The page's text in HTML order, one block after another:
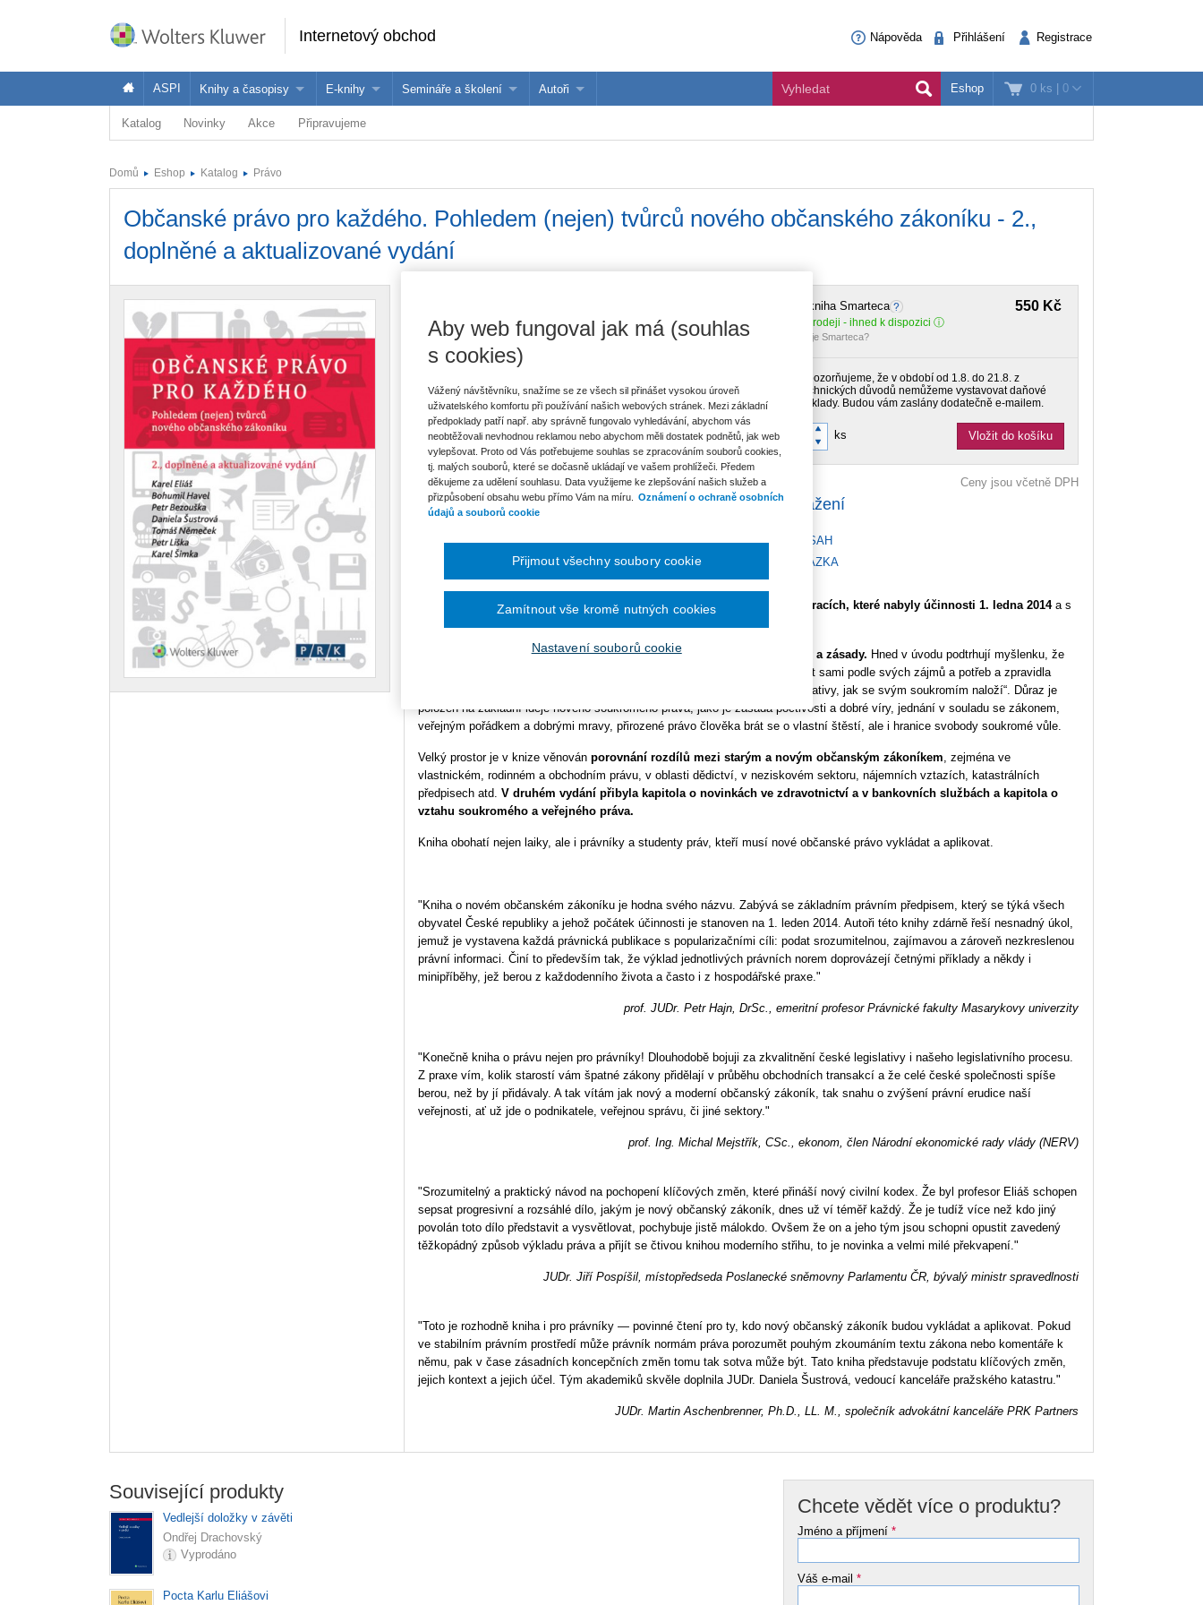
Internetový obchod Nápověda Přihlášení Registrace
0 ks | 0
ASPI Knihy a časopisy
Knihy
E-knihy
Jak na naše e-knihy?
Semináře a školení Autoři Eshop
Katalog Novinky Akce Připravujeme
Domů Eshop Katalog Právo
Občanské právo pro každého. Pohledem (nejen) tvůrců nového občanského zákoníku - 2.,
doplněné a aktualizované vydání
550 Kč
E-kniha Smarteca
V prodeji - ihned k dispozici
Co je Smarteca?
Upozorňujeme, že v období od 1.8. do 21.8. z
technických důvodů nemůžeme vystavovat daňové
doklady. Budou vám zaslány dodatečně e-mailem.
ks Vložit do košíku
Ceny jsou včetně DPH
Ke stažení
OBSAH
UKÁZKA
Autor Karel Eliáš Bohumil Havel ,Petr
Datum vydání 6/2014
Počet stran 360
Typ produktu E-kniha
Formát Smarteca
novým českým občanským zákoníkem a zákonem o obchodních korporacích, které nabyly účinnosti 1. ledna 2014a s
Autoři, vesměs tvůrci nové právní úpravy, vysvětlují její hlavní principy a zásady. Hned v úvodu podtrhují myšlenku, že
„právo je tu kvůli lidem“ a že „lidé si dokážou soukromé záležitosti uspořádat sami podle svých zájmů a potřeb a zpravidla
rozumněji, než jim to dokáže nadirigovat stát, a že je věcí jejich osobní iniciativy, jak se svým soukromím naloží“. Důraz je
položen na základní ideje nového soukromého práva, jako je zásada poctivosti a dobré víry, jednání v souladu se zákonem,
veřejným pořádkem a dobrými mravy, přirozené právo člověka brát se o vlastní štěstí, ale i hranice svobody soukromé vůle.
Velký prostor je v knize věnovánporovnání rozdílů mezi starým a novým občanským zákoníkem, zejména ve
vlastnickém, rodinném a obchodním právu, v oblasti dědictví, v neziskovém sektoru, nájemních vztazích, katastrálních
předpisech atd.V druhém vydání přibyla kapitola o novinkách ve zdravotnictví a v bankovních službách a kapitola o
vztahu soukromého a veřejného práva.
Kniha obohatí nejen laiky, ale i právníky a studenty práv, kteří musí nové občanské právo vykládat a aplikovat.
"Kniha o novém občanském zákoníku je hodna svého názvu. Zabývá se základním právním předpisem, který se týká všech
obyvatel České republiky a jehož počátek účinnosti je stanoven na 1. leden 2014. Autoři této knihy zdárně řeší nesnadný úkol,
jemuž je vystavena každá právnická publikace s popularizačními cíli: podat srozumitelnou, zajímavou a zároveň nezkreslenou
právní informaci. Činí to především tak, že výklad jednotlivých právních norem doprovázejí četnými příklady a někdy i
minipříběhy, jež berou z každodenního života a často i z hospodářské praxe."
prof. JUDr. Petr Hajn, DrSc., emeritní profesor Právnické fakulty Masarykovy univerzity
"Konečně kniha o právu nejen pro právníky! Dlouhodobě bojuji za zkvalitnění české legislativy i našeho legislativního procesu.
Z praxe vím, kolik starostí vám špatné zákony přidělají v průběhu obchodních transakcí a že celé české společnosti spíše
berou, než by jí přidávaly. A tak vítám jak nový a moderní občanský zákoník, tak snahu o zvýšení právní erudice naší
veřejnosti, ať už jde o podnikatele, veřejnou správu, či jiné sektory."
prof. Ing. Michal Mejstřík, CSc., ekonom, člen Národní ekonomické rady vlády (NERV)
"Srozumitelný a praktický návod na pochopení klíčových změn, které přináší nový civilní kodex. Že byl profesor Eliáš schopen
sepsat progresivní a rozsáhlé dílo, jakým je nový občanský zákoník, dnes už ví téměř každý. Že je tudíž více než kdo jiný
povolán toto dílo představit a vysvětlovat, pochybuje jistě málokdo. Ovšem že on a jeho tým jsou schopni opustit zavedený
těžkopádný způsob výkladu práva a přijít se čtivou knihou moderního střihu, to je novinka a velmi milé překvapení."
JUDr. Jiří Pospíšil, místopředseda Poslanecké sněmovny Parlamentu ČR, bývalý ministr spravedlnosti
"Toto je rozhodně kniha i pro právníky — povinné čtení pro ty, kdo nový občanský zákoník budou vykládat a aplikovat. Pokud
ve stabilním právním prostředí může právník normám práva porozumět pouhým zkoumáním textu zákona nebo komentáře k
němu, pak v čase zásadních koncepčních změn tomu tak sotva může být. Tato kniha představuje podstatu klíčových změn,
jejich kontext a jejich účel. Tým akademiků skvěle doplnila JUDr. Daniela Šustrová, vedoucí kanceláře pražského katastru."
JUDr. Martin Aschenbrenner, Ph.D., LL. M., společník advokátní kanceláře PRK Partners
Související produkty
Vedlejší doložky v závěti
Ondřej Drachovský
Vyprodáno
Pocta Karlu Eliášovi
Chcete vědět více o produktu?
Jméno a příjmení*
Váš e-mail*
Aby web fungoval jak má (souhlas
s cookies)
Vážený návštěvníku, snažíme se ze všech sil přinášet vysokou úroveň
uživatelského komfortu při používání našich webových stránek. Mezi základní
předpoklady patří např. aby správně fungovalo vyhledávání, abychom vás
neobtěžovali nevhodnou reklamou nebo abychom měli dostatek podnětů, jak web
vylepšovat. Proto od Vás potřebujeme souhlas se zpracováním souborů cookies,
tj. malých souborů, které se dočasně ukládají ve vašem prohlížeči. Předem
děkujeme za udělení souhlasu. Data využijeme ke zlepšování našich služeb a
přizpůsobení obsahu webu přímo Vám na míru.
Oznámení o ochraně osobních
údajů a souborů cookie
Nastavení souborů cookie
Zamítnout vše kromě nutných cookies
Přijmout všechny soubory cookie